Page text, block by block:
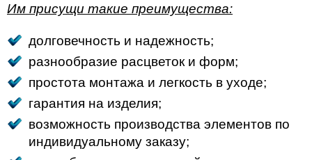
Им присущи такие преимущества:
долговечность и надежность;
разнообразие расцветок и форм;
простота монтажа и легкость в уходе;
гарантия на изделия;
возможность производства элементов по
индивидуальному заказу;